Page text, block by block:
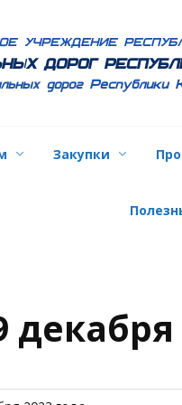
УЧРЕЖДЕНИЕ
ДОРОГ
дорог Республики
Закупки